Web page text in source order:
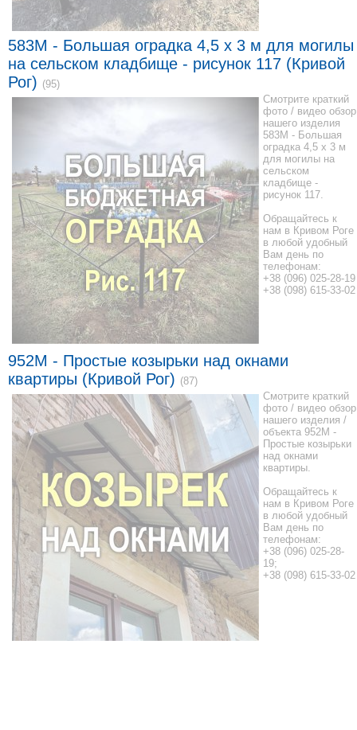
583M - Большая оградка 4,5 x 3 м для могилы
на сельском кладбище - рисунок 117 (Кривой
Рог) (95)
Смотрите краткий
фото / видео обзор
нашего изделия
583M - Большая
оградка 4,5 x 3 м
для могилы на
сельском
кладбище -
рисунок 117.
Обращайтесь к
нам в Кривом Роге
в любой удобный
Вам день по
телефонам:
+38 (096) 025-28-19
+38 (098) 615-33-02
952М - Простые козырьки над окнами
квартиры (Кривой Рог) (87)
Смотрите краткий
фото / видео обзор
нашего изделия /
объекта 952М -
Простые козырьки
над окнами
квартиры.
Обращайтесь к
нам в Кривом Роге
в любой удобный
Вам день по
телефонам:
+38 (096) 025-28-
19;
+38 (098) 615-33-02